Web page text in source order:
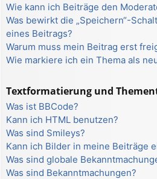
Wie kann ich Beiträge den
Was bewirkt die „Speichern“-
eines Beitrags?
Warum muss mein Beitrag erst
Wie markiere ich ein Thema als
Textformatierung und
Was ist BBCode?
Kann ich HTML benutzen?
Was sind Smileys?
Kann ich Bilder in meine Beiträge
Was sind globale
Was sind Bekanntmachungen?